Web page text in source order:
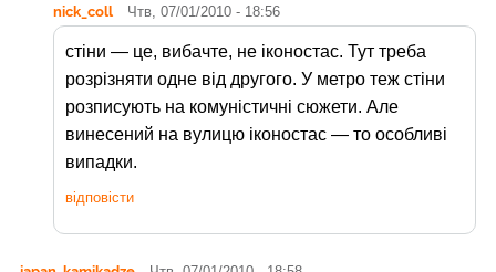
nick_coll Чтв, 07/01/2010 - 18:56
стіни — це, вибачте, не іконостас. Тут треба
розрізняти одне від другого. У метро теж стіни
розписують на комуністичні сюжети. Але
винесений на вулицю іконостас — то особливі
випадки.
відповісти